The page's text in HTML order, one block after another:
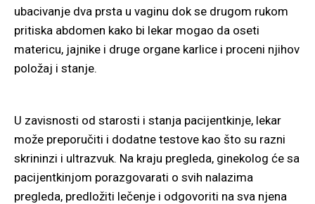
ubacivanje dva prsta u vaginu dok se drugom rukom
pritiska abdomen kako bi lekar mogao da oseti
matericu, jajnike i druge organe karlice i proceni njihov
položaj i stanje.
U zavisnosti od starosti i stanja pacijentkinje, lekar
može preporučiti i dodatne testove kao što su razni
skrininzi i ultrazvuk. Na kraju pregleda, ginekolog će sa
pacijentkinjom porazgovarati o svih nalazima
pregleda, predložiti lečenje i odgovoriti na sva njena